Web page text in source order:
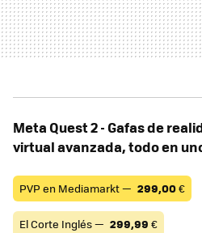
Meta Quest 2 - Gafas de
virtual avanzada, todo en
PVP en Mediamarkt — 299,00€
El Corte Inglés — 299,99 €